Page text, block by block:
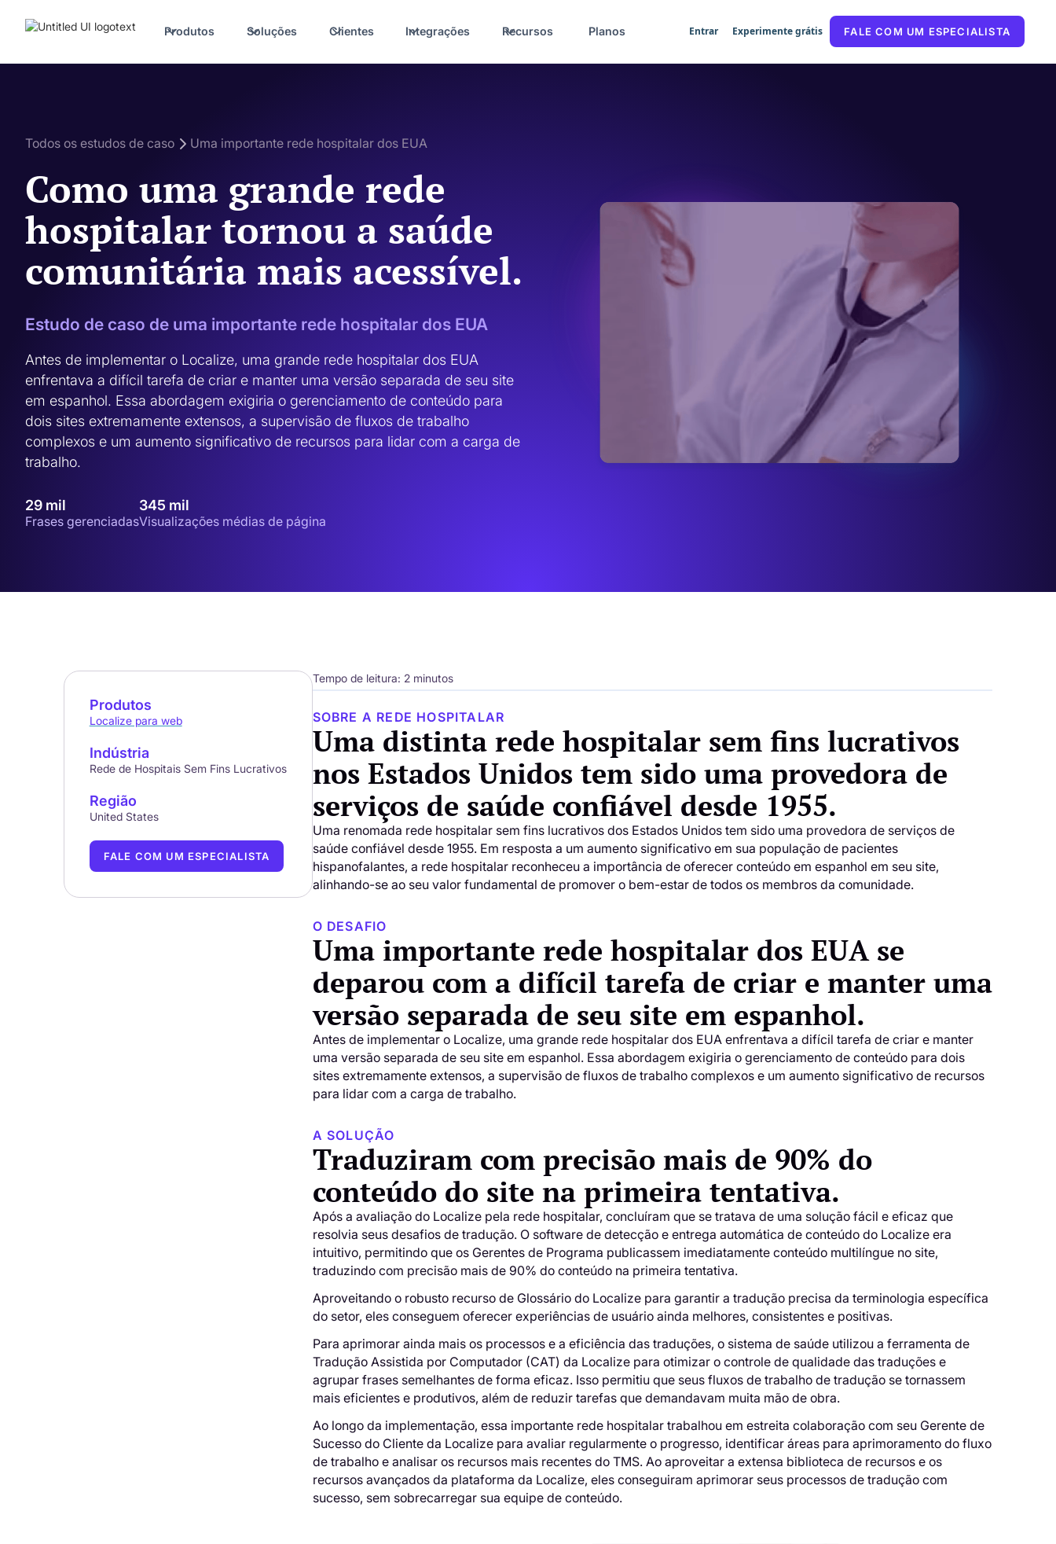
Produtos Soluções Clientes Integrações Recursos Planos Entrar Experimente grátis FALE COM UM ESPECIALISTA
Todos os estudos de caso Uma importante rede hospitalar dos EUA
Como uma grande rede
hospitalar tornou a saúde
comunitária mais acessível.
Estudo de caso de uma importante rede hospitalar dos EUA
Antes de implementar o Localize, uma grande rede hospitalar dos EUA
enfrentava a difícil tarefa de criar e manter uma versão separada de seu site
em espanhol. Essa abordagem exigiria o gerenciamento de conteúdo para
dois sites extremamente extensos, a supervisão de fluxos de trabalho
complexos e um aumento significativo de recursos para lidar com a carga de
trabalho.
29 mil
Frases gerenciadas
345 mil
Visualizações médias de página
Produtos
Localize para web
Indústria
Rede de Hospitais Sem Fins Lucrativos
Região
United States
FALE COM UM ESPECIALISTA
Tempo de leitura: 2 minutos
SOBRE A REDE HOSPITALAR
Uma distinta rede hospitalar sem fins lucrativos
nos Estados Unidos tem sido uma provedora de
serviços de saúde confiável desde 1955.
Uma renomada rede hospitalar sem fins lucrativos dos Estados Unidos tem sido uma provedora de serviços de
saúde confiável desde 1955. Em resposta a um aumento significativo em sua população de pacientes
hispanofalantes, a rede hospitalar reconheceu a importância de oferecer conteúdo em espanhol em seu site,
alinhando-se ao seu valor fundamental de promover o bem-estar de todos os membros da comunidade.
O DESAFIO
Uma importante rede hospitalar dos EUA se
deparou com a difícil tarefa de criar e manter uma
versão separada de seu site em espanhol.
Antes de implementar o Localize, uma grande rede hospitalar dos EUA enfrentava a difícil tarefa de criar e manter
uma versão separada de seu site em espanhol. Essa abordagem exigiria o gerenciamento de conteúdo para dois
sites extremamente extensos, a supervisão de fluxos de trabalho complexos e um aumento significativo de recursos
para lidar com a carga de trabalho.
A SOLUÇÃO
Traduziram com precisão mais de 90% do
conteúdo do site na primeira tentativa.
Após a avaliação do Localize pela rede hospitalar, concluíram que se tratava de uma solução fácil e eficaz que
resolvia seus desafios de tradução. O software de detecção e entrega automática de conteúdo do Localize era
intuitivo, permitindo que os Gerentes de Programa publicassem imediatamente conteúdo multilíngue no site,
traduzindo com precisão mais de 90% do conteúdo na primeira tentativa.
Aproveitando o robusto recurso de Glossário do Localize para garantir a tradução precisa da terminologia específica
do setor, eles conseguem oferecer experiências de usuário ainda melhores, consistentes e positivas.
Para aprimorar ainda mais os processos e a eficiência das traduções, o sistema de saúde utilizou a ferramenta de
Tradução Assistida por Computador (CAT) da Localize para otimizar o controle de qualidade das traduções e
agrupar frases semelhantes de forma eficaz. Isso permitiu que seus fluxos de trabalho de tradução se tornassem
mais eficientes e produtivos, além de reduzir tarefas que demandavam muita mão de obra.
Ao longo da implementação, essa importante rede hospitalar trabalhou em estreita colaboração com seu Gerente de
Sucesso do Cliente da Localize para avaliar regularmente o progresso, identificar áreas para aprimoramento do fluxo
de trabalho e analisar os recursos mais recentes do TMS. Ao aproveitar a extensa biblioteca de recursos e os
recursos avançados da plataforma da Localize, eles conseguiram aprimorar seus processos de tradução com
sucesso, sem sobrecarregar sua equipe de conteúdo.